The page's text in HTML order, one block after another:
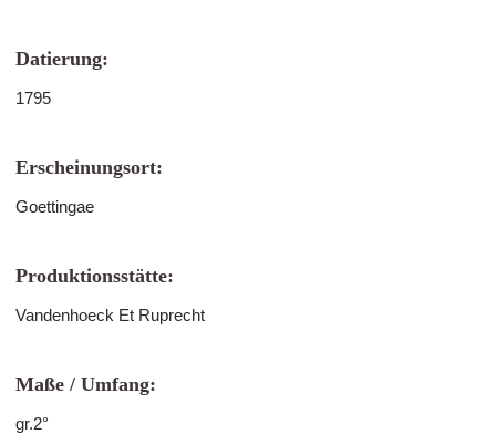
Datierung:
1795
Erscheinungsort:
Goettingae
Produktionsstätte:
Vandenhoeck Et Ruprecht
Maße / Umfang:
gr.2°